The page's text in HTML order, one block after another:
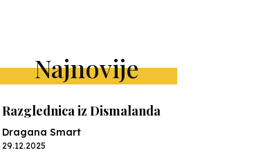
Najnovije
Razglednica iz Dismalanda
Dragana Smart
29.12.2025